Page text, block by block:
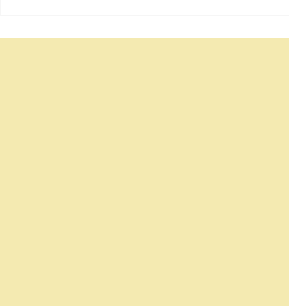
deputatul PSD Hunedoara,